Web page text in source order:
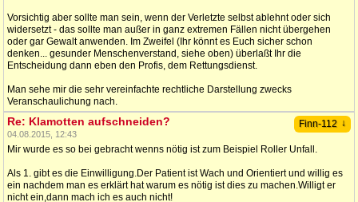
Vorsichtig aber sollte man sein, wenn der Verletzte selbst ablehnt oder sich
widersetzt - das sollte man außer in ganz extremen Fällen nicht übergehen
oder gar Gewalt anwenden. Im Zweifel (Ihr könnt es Euch sicher schon
denken... gesunder Menschenverstand, siehe oben) überlaßt Ihr die
Entscheidung dann eben den Profis, dem Rettungsdienst.
Man sehe mir die sehr vereinfachte rechtliche Darstellung zwecks
Veranschaulichung nach.
Finn-112 ↓
Re: Klamotten aufschneiden?
04.08.2015, 12:43
Mir wurde es so bei gebracht wenns nötig ist zum Beispiel Roller Unfall.
Als 1. gibt es die Einwilligung.Der Patient ist Wach und Orientiert und willig es
ein nachdem man es erklärt hat warum es nötig ist dies zu machen.Willigt er
nicht ein,dann mach ich es auch nicht!